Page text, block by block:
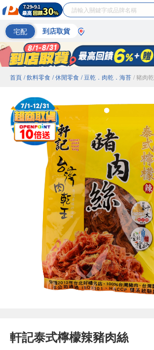
宅配 到店取貨
首頁 / 飲料零食 / 休閒零食 / 豆乾．肉乾．海苔 / 豬肉乾
軒記泰式檸檬辣豬肉絲